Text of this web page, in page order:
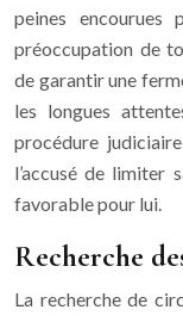
peines encourues
préoccupation de
de garantir une
les longues
procédure
l’accusé de limiter
favorable pour lui.
Recherche
La recherche de